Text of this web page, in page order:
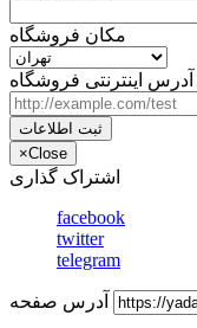
مکان فروشگاه
آدرس اینترنتی فروشگاه
ثبت اطلاعات
×Close
اشتراک گذاری
facebook
twitter
telegram
آدرس صفحه